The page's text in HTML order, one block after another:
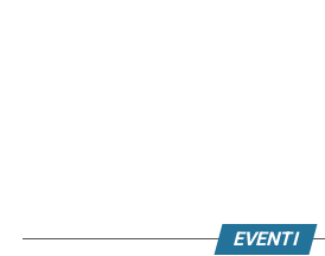
EVENTI